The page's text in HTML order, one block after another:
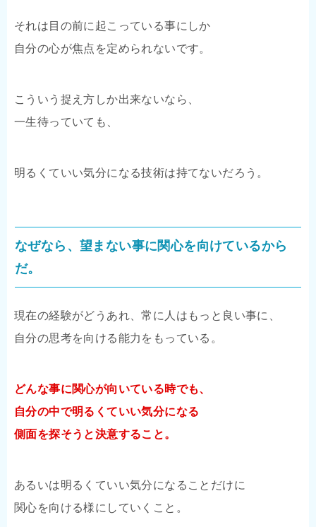
それは目の前に起こっている事にしか
自分の心が焦点を定められないです。
こういう捉え方しか出来ないなら、
一生待っていても、
明るくていい気分になる技術は持てないだろう。
なぜなら、望まない事に関心を向けているから
だ。
現在の経験がどうあれ、常に人はもっと良い事に、
自分の思考を向ける能力をもっている。
どんな事に関心が向いている時でも、
自分の中で明るくていい気分になる
側面を探そうと決意すること。
あるいは明るくていい気分になることだけに
関心を向ける様にしていくこと。